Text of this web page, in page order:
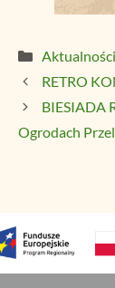
Kategorie
Aktualności
RETRO
BIESIADA
Ogrodach